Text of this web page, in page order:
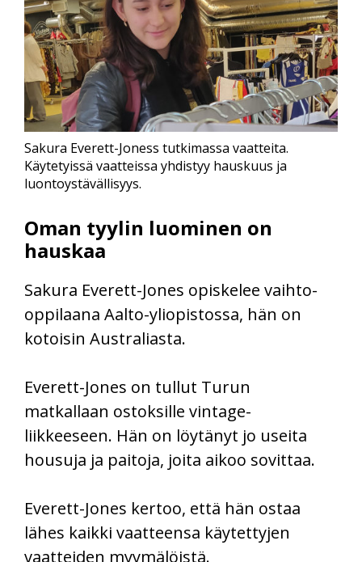
Sakura Everett-Joness tutkimassa vaatteita.
Käytetyissä vaatteissa yhdistyy hauskuus ja
luontoystävällisyys.
Oman tyylin luominen on
hauskaa
Sakura Everett-Jones opiskelee vaihto-
oppilaana Aalto-yliopistossa, hän on
kotoisin Australiasta.
Everett-Jones on tullut Turun
matkallaan ostoksille vintage-
liikkeeseen. Hän on löytänyt jo useita
housuja ja paitoja, joita aikoo sovittaa.
Everett-Jones kertoo, että hän ostaa
lähes kaikki vaatteensa käytettyjen
vaatteiden myymälöistä.